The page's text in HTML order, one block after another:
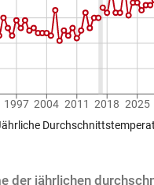
1997 2004 2011 2018 2025
der jährlichen